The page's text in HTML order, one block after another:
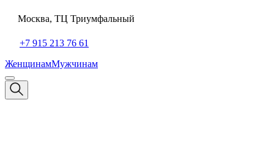
Москва, ТЦ Триумфальный
+7 915 213 76 61
ЖенщинамМужчинам